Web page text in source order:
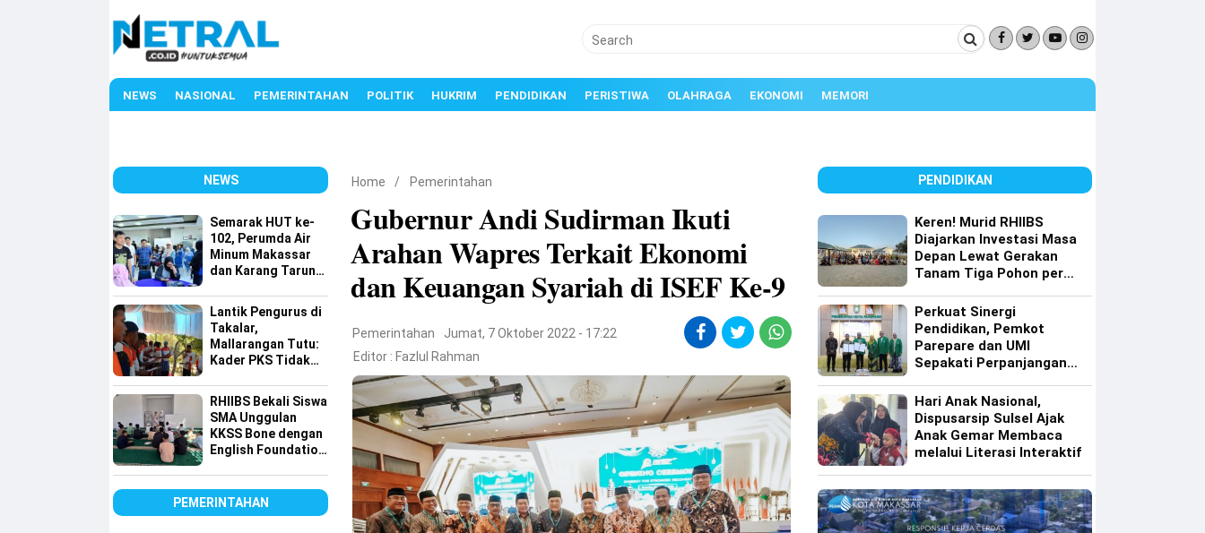
NEWS NASIONAL PEMERINTAHAN POLITIK HUKRIM PENDIDIKAN PERISTIWA OLAHRAGA EKONOMI MEMORI
NEWS
Semarak HUT ke-
102, Perumda Air
Minum Makassar
dan Karang Taruna
Lantik Pengurus di
Takalar,
Mallarangan Tutu:
Kader PKS Tidak
Lapangan
RHIIBS Bekali Siswa
SMA Unggulan
KKSS Bone dengan
English Foundation
PEMERINTAHAN
Home / Pemerintahan
Gubernur Andi Sudirman Ikuti
Arahan Wapres Terkait Ekonomi
dan Keuangan Syariah di ISEF Ke-9
Pemerintahan
Jumat, 7 Oktober 2022 - 17:22
Editor : Fazlul Rahman
PENDIDIKAN
Keren! Murid RHIIBS
Diajarkan Investasi Masa
Depan Lewat Gerakan
Tanam Tiga Pohon per
Perkuat Sinergi
Pendidikan, Pemkot
Parepare dan UMI
Sepakati Perpanjangan
Perguruan Tinggi
Hari Anak Nasional,
Dispusarsip Sulsel Ajak
Anak Gemar Membaca
melalui Literasi Interaktif